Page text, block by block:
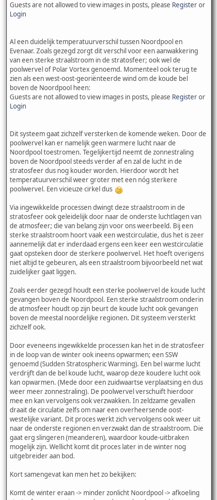
Guests are not allowed to view images in posts, please Registeror
Login
Al een duidelijk temperatuurverschil tussen Noordpool en
Evenaar. Zoals gezegd zorgt dit verschil voor een aanwakkering
van een sterke straalstroom in de stratosfeer; ook wel de
poolwervel of Polar Vortex genoemd. Momenteel ook terug te
zien als een west-oost-georiënteerde wind om de koude bel
boven de Noordpool heen:
Guests are not allowed to view images in posts, please Registeror
Login
Dit systeem gaat zichzelf versterken de komende weken. Door de
poolwervel kan er namelijk geen warmere lucht naar de
Noordpool toestromen. Tegelijkertijd neemt de zonnestraling
boven de Noordpool steeds verder af en zal de lucht in de
stratosfeer dus nog kouder worden. Hierdoor wordt het
temperatuurverschil weer groter met een nóg sterkere
poolwervel. Een vicieuze cirkel dus
Via ingewikkelde processen dwingt deze straalstroom in de
stratosfeer ook geleidelijk door naar de onderste luchtlagen van
de atmosfeer; die van belang zijn voor ons weerbeeld. Bij een
sterke straalstroom hoort vaak een westcirculatie, dus het is zeer
aannemelijk dat er inderdaad ergens een keer een westcirculatie
gaat opsteken door de sterkere poolwervel. Het hoeft overigens
niet altijd te gebeuren, als een straalstroom bijvoorbeeld net wat
zuidelijker gaat liggen.
Zoals eerder gezegd houdt een sterke poolwervel de koude lucht
gevangen boven de Noordpool. Een sterke straalstroom onderin
de atmosfeer houdt op zijn beurt de koude lucht ook gevangen
boven de meestal noordelijke regionen. Dit systeem versterkt
zichzelf ook.
Door eveneens ingewikkelde processen kan het in de stratosfeer
in de loop van de winter ook ineens opwarmen; een SSW
genoemd (Sudden Stratospheric Warming). Een bel warme lucht
verdrijft dan de bel koude lucht, waarop deze koudere lucht ook
kan opwarmen. (Mede door een zuidwaartse verplaatsing en dus
weer meer zonnestraling). De poolwervel verschuift hierdoor
mee en kan vervolgens ook verzwakken. In zeldzame gevallen
draait de circulatie zelfs om naar een overheersende oost-
westelijke variant. Dit proces werkt zich vervolgens ook weer uit
naar de onderste regionen en verzwakt dan de straalstroom. Die
gaat erg slingeren (meanderen), waardoor koude-uitbraken
mogelijk zijn. Wellicht komt dit proces later in de winter nog
uitgebreider aan bod.
Kort samengevat kan men het zo bekijken:
Komt de winter eraan -> minder zonlicht Noordpool -> afkoeling